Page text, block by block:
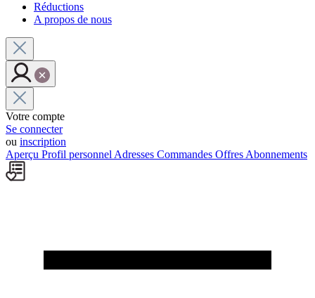
Réductions
A propos de nous
Votre compte
Se connecter
ou inscription
Aperçu Profil personnel Adresses Commandes Offres Abonnements